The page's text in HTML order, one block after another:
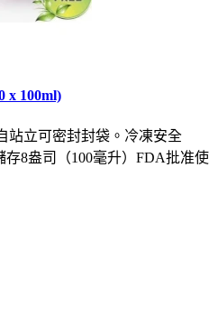
x 100ml)
站立可密封封袋。冷凍安全
8盎司（100毫升）FDA批准使